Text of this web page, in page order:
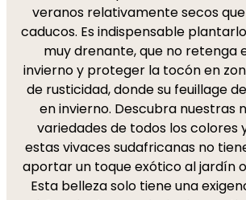
veranos relativamente secos
caducos. Es indispensable
muy drenante, que no retenga
invierno y proteger la tocón en
de rusticidad, donde su feuillage
en invierno. Descubra nuestras
variedades de todos los colores
estas vivaces sudafricanas no
aportar un toque exótico al jardín
Esta belleza solo tiene una